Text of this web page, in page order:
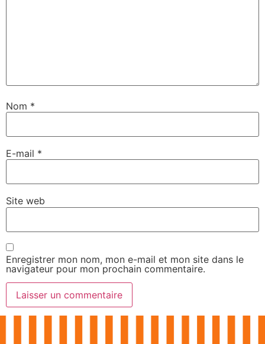
Nom *
E-mail *
Site web
Enregistrer mon nom, mon e-mail et mon site dans le
navigateur pour mon prochain commentaire.